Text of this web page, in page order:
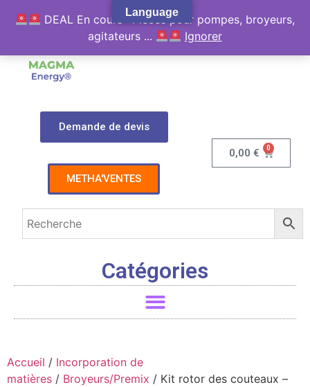
Demande de devis
METHA'VENTES
0,00€ 0
Catégories
Accueil / Incorporation de
matières / Broyeurs/Premix / Kit rotor des couteaux –
Language
DEAL En cours : Pièces pour pompes, broyeurs,
agitateurs ...
Ignorer